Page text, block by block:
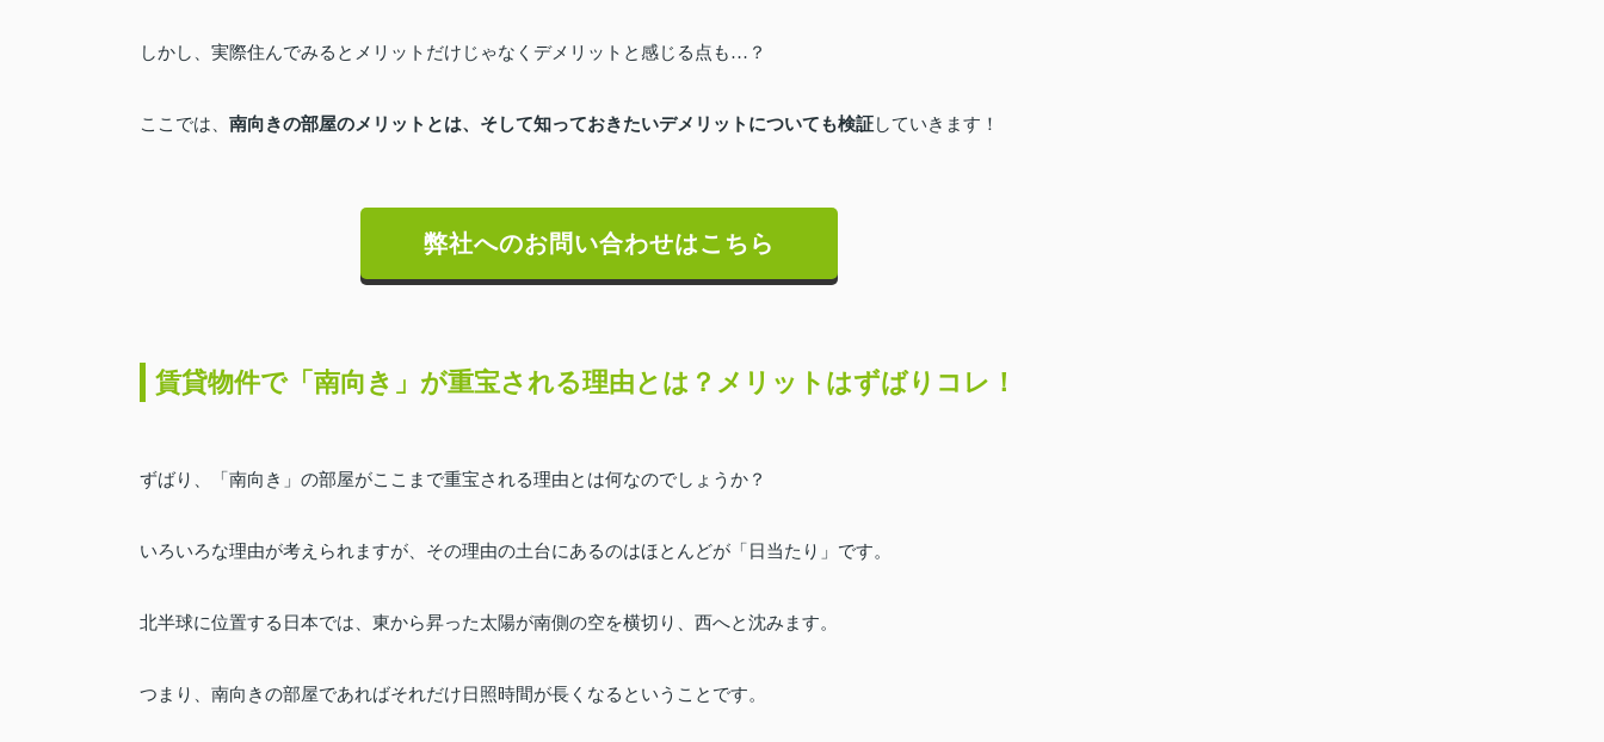
しかし、実際住んでみるとメリットだけじゃなくデメリットと感じる点も…？
ここでは、 南向きの部屋のメリットとは、そして知っておきたいデメリットについても検証していきます！
弊社へのお問い合わせはこちら
賃貸物件で「南向き」が重宝される理由とは？メリットはずばりコレ！
ずばり、「南向き」の部屋がここまで重宝される理由とは何なのでしょうか？
いろいろな理由が考えられますが、その理由の土台にあるのはほとんどが「日当たり」です。
北半球に位置する日本では、東から昇った太陽が南側の空を横切り、西へと沈みます。
つまり、南向きの部屋であればそれだけ日照時間が長くなるということです。